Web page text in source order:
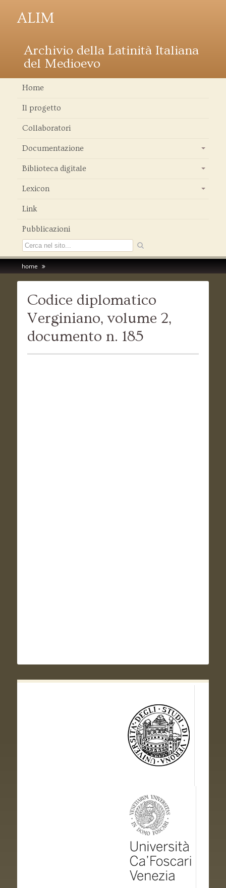
ALIM
Archivio della Latinità Italiana
del Medioevo
Home
Il progetto
Collaboratori
Documentazione
Biblioteca digitale
Lexicon
Link
Pubblicazioni
home
Codice diplomatico
Verginiano, volume 2,
documento n. 185